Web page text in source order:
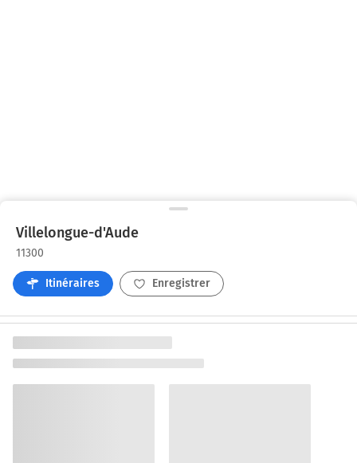
Villelongue-d'Aude
11300
Itinéraires Enregistrer